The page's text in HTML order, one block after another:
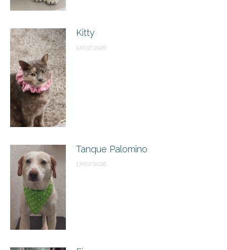
Kitty
17/07/2026
Tanque Palomino
17/07/2026